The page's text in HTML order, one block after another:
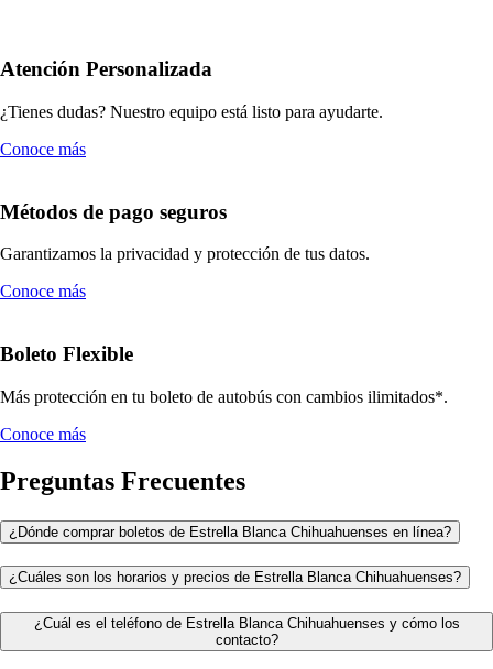
Atención Personalizada
¿Tienes dudas? Nuestro equipo está listo para ayudarte.
Conoce más
Métodos de pago seguros
Garantizamos la privacidad y protección de tus datos.
Conoce más
Boleto Flexible
Más protección en tu boleto de autobús con cambios ilimitados*.
Conoce más
Preguntas Frecuentes
¿Dónde comprar boletos de Estrella Blanca Chihuahuenses en línea?
¿Cuáles son los horarios y precios de Estrella Blanca Chihuahuenses?
¿Cuál es el teléfono de Estrella Blanca Chihuahuenses y cómo los
contacto?